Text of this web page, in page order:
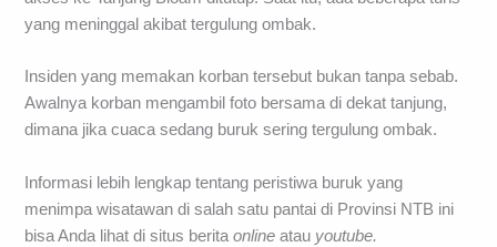
yang meninggal akibat tergulung ombak.
Insiden yang memakan korban tersebut bukan tanpa sebab.
Awalnya korban mengambil foto bersama di dekat tanjung,
dimana jika cuaca sedang buruk sering tergulung ombak.
Informasi lebih lengkap tentang peristiwa buruk yang
menimpa wisatawan di salah satu pantai di Provinsi NTB ini
bisa Anda lihat di situs beritaonline atau youtube.